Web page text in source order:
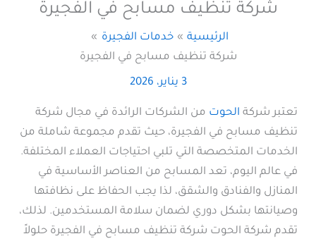
شركة تنظيف مسابح في الفجيرة
الرئيسية
خدمات الفجيرة
شركة تنظيف مسابح في الفجيرة
3 يناير، 2026
تعتبر شركة الحوت من الشركات الرائدة في مجال شركة
تنظيف مسابح في الفجيرة، حيث تقدم مجموعة شاملة من
الخدمات المتخصصة التي تلبي احتياجات العملاء المختلفة.
في عالم اليوم، تعد المسابح من العناصر الأساسية في
المنازل والفنادق والشقق، لذا يجب الحفاظ على نظافتها
وصيانتها بشكل دوري لضمان سلامة المستخدمين. لذلك،
تقدم شركة الحوت شركة تنظيف مسابح في الفجيرة حلولاً